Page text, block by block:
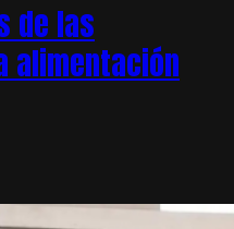
de las
alimentación